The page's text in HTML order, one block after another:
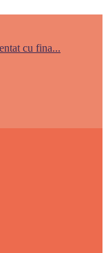
cu fina...